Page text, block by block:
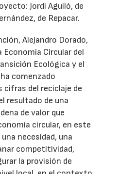
Jordi Aguiló, de
de Repacar.
Alejandro Dorado,
Economía Circular del
Ecológica y el
comenzado
cifras del reciclaje de
resultado de una
de valor que
circular, en este
necesidad, una
competitividad,
la provisión de